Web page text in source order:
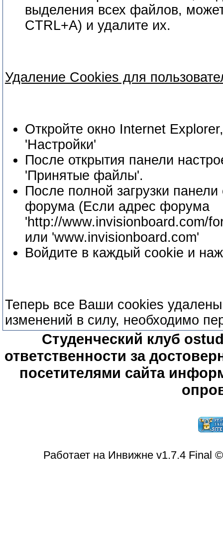
выделения всех файлов,
CTRL+A) и удалите их.
Удаление Cookies для
Откройте окно Internet
'Настройки'
После открытия панели
'Принятые файлы'.
После полной загрузки
форума (Если адрес форума
'http://www.invisionboard.com/
или 'www.invisionboard.com'
Войдите в каждый cookie и
Теперь все Ваши cookies
изменений в силу, необходимо
Студенческий клуб
ответственности за
посетителями сайта
Работает на Инвижне v1.7.4 Final